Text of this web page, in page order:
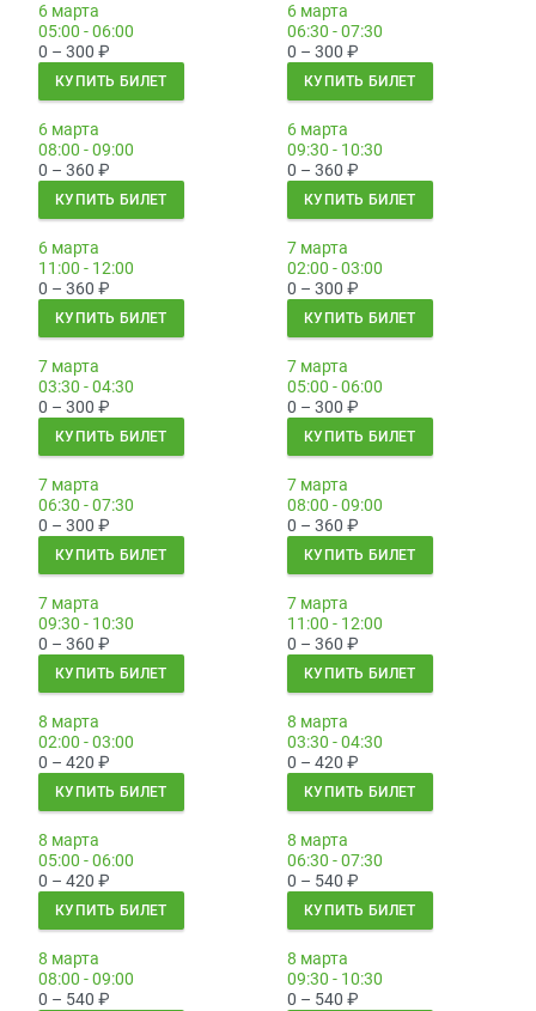
6 марта
05:00 - 06:00
0 – 300 ₽
КУПИТЬ БИЛЕТ
6 марта
06:30 - 07:30
0 – 300 ₽
КУПИТЬ БИЛЕТ
6 марта
08:00 - 09:00
0 – 360 ₽
КУПИТЬ БИЛЕТ
6 марта
09:30 - 10:30
0 – 360 ₽
КУПИТЬ БИЛЕТ
6 марта
11:00 - 12:00
0 – 360 ₽
КУПИТЬ БИЛЕТ
7 марта
02:00 - 03:00
0 – 300 ₽
КУПИТЬ БИЛЕТ
7 марта
03:30 - 04:30
0 – 300 ₽
КУПИТЬ БИЛЕТ
7 марта
05:00 - 06:00
0 – 300 ₽
КУПИТЬ БИЛЕТ
7 марта
06:30 - 07:30
0 – 300 ₽
КУПИТЬ БИЛЕТ
7 марта
08:00 - 09:00
0 – 360 ₽
КУПИТЬ БИЛЕТ
7 марта
09:30 - 10:30
0 – 360 ₽
КУПИТЬ БИЛЕТ
7 марта
11:00 - 12:00
0 – 360 ₽
КУПИТЬ БИЛЕТ
8 марта
02:00 - 03:00
0 – 420 ₽
КУПИТЬ БИЛЕТ
8 марта
03:30 - 04:30
0 – 420 ₽
КУПИТЬ БИЛЕТ
8 марта
05:00 - 06:00
0 – 420 ₽
КУПИТЬ БИЛЕТ
8 марта
06:30 - 07:30
0 – 540 ₽
КУПИТЬ БИЛЕТ
8 марта
08:00 - 09:00
0 – 540 ₽
8 марта
09:30 - 10:30
0 – 540 ₽